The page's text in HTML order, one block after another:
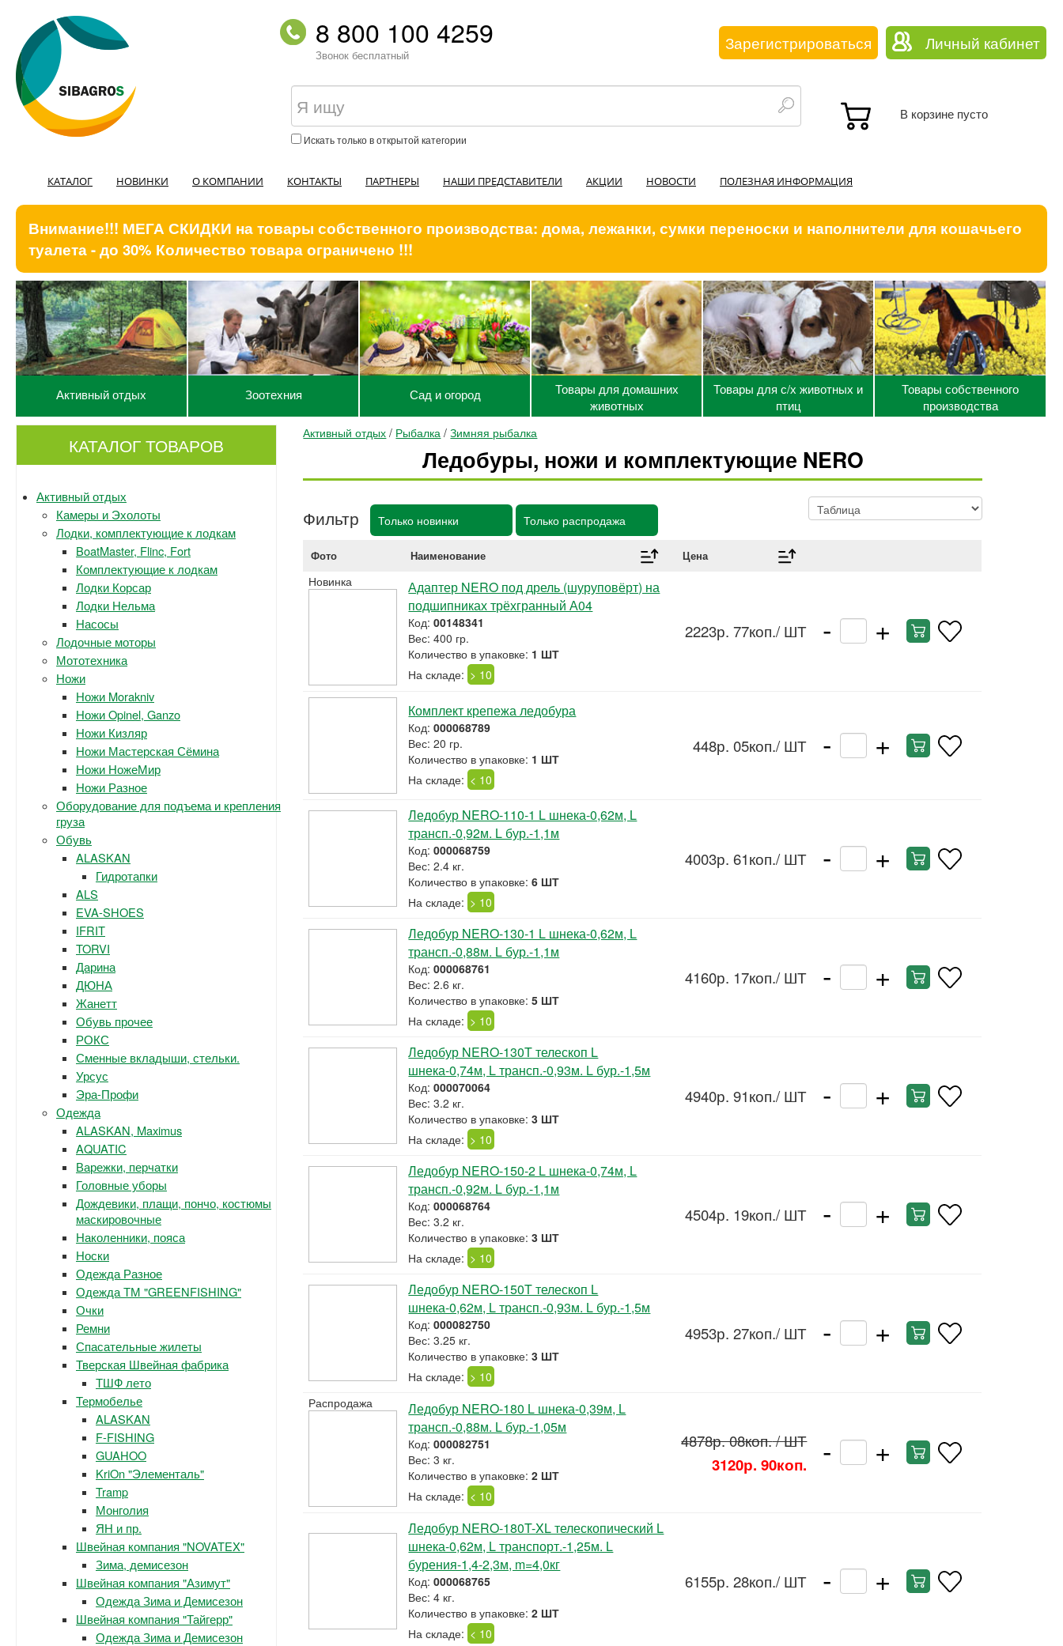
8 800 100 4259
Звонок бесплатный
Зарегистрироваться Личный кабинет
Искать только в открытой категории
В корзине пусто
КАТАЛОГ НОВИНКИ О КОМПАНИИ КОНТАКТЫ ПАРТНЕРЫ НАШИ ПРЕДСТАВИТЕЛИ АКЦИИ НОВОСТИ ПОЛЕЗНАЯ ИНФОРМАЦИЯ
Внимание!!! МЕГА СКИДКИ на товары собственного производства: дома, лежанки, сумки переноски и наполнители для кошачьего
туалета - до 30% Количество товара ограничено !!!
Активный отдых Зоотехния Сад и огород
Товары для домашних
животных
Товары для с/х животных и
птиц
Товары собственного
производства
КАТАЛОГ ТОВАРОВ
Активный отдых
Камеры и Эхолоты
Лодки, комплектующие к лодкам
BoatMaster, Flinc, Fort
Комплектующие к лодкам
Лодки Корсар
Лодки Нельма
Насосы
Лодочные моторы
Мототехника
Ножи
Ножи Morakniv
Ножи Opinel, Ganzo
Ножи Кизляр
Ножи Мастерская Сёмина
Ножи НожеМир
Ножи Разное
Оборудование для подъема и крепления
груза
Обувь
ALASKAN
Гидротапки
ALS
EVA-SHOES
IFRIT
TORVI
Дарина
ДЮНА
Жанетт
Обувь прочее
РОКС
Сменные вкладыши, стельки.
Урсус
Эра-Профи
Одежда
ALASKAN, Maximus
AQUATIC
Варежки, перчатки
Головные уборы
Дождевики, плащи, пончо, костюмы
маскировочные
Наколенники, пояса
Носки
Одежда Разное
Одежда ТМ "GREENFISHING"
Очки
Ремни
Спасательные жилеты
Тверская Швейная фабрика
ТШФ лето
Термобелье
ALASKAN
F-FISHING
GUAHOO
KriOn "Элементаль"
Tramp
Монголия
ЯН и пр.
Швейная компания "NOVATEX"
Зима, демисезон
Швейная компания "Азимут"
Одежда Зима и Демисезон
Швейная компания "Тайгерр"
Одежда Зима и Демисезон
Активный отдых / Рыбалка /Зимняя рыбалка
Ледобуры, ножи и комплектующие NERO
Фильтр Только новинки Только распродажа
Фото Наименование Цена
Новинка
Адаптер NERO под дрель (шуруповёрт) на
подшипниках трёхгранный А04
Код:00148341
Вес: 400 гр.
Количество в упаковке: 1 ШТ
На складе: > 10
2223р. 77коп./ ШТ - +
Комплект крепежа ледобура
Код:000068789
Вес: 20 гр.
Количество в упаковке: 1 ШТ
На складе: < 10
448р. 05коп./ ШТ - +
Ледобур NERO-110-1 L шнека-0,62м, L
трансп.-0,92м. L бур.-1,1м
Код:000068759
Вес: 2.4 кг.
Количество в упаковке:6 ШТ
На складе: > 10
4003р. 61коп./ ШТ - +
Ледобур NERO-130-1 L шнека-0,62м, L
трансп.-0,88м. L бур.-1,1м
Код:000068761
Вес: 2.6 кг.
Количество в упаковке:5 ШТ
На складе: > 10
4160р. 17коп./ ШТ - +
Ледобур NERO-130T телескоп L
шнека-0,74м, L трансп.-0,93м. L бур.-1,5м
Код:000070064
Вес: 3.2 кг.
Количество в упаковке:3 ШТ
На складе: > 10
4940р. 91коп./ ШТ - +
Ледобур NERO-150-2 L шнека-0,74м, L
трансп.-0,92м. L бур.-1,1м
Код:000068764
Вес: 3.2 кг.
Количество в упаковке:3 ШТ
На складе: > 10
4504р. 19коп./ ШТ - +
Ледобур NERO-150T телескоп L
шнека-0,62м, L трансп.-0,93м. L бур.-1,5м
Код:000082750
Вес: 3.25 кг.
Количество в упаковке:3 ШТ
На складе: > 10
4953р. 27коп./ ШТ - +
Распродажа
Ледобур NERO-180 L шнека-0,39м, L
трансп.-0,88м. L бур.-1,05м
Код:000082751
Вес: 3 кг.
Количество в упаковке:2 ШТ
На складе: < 10
4878р. 08коп./ ШТ
3120р. 90коп. - +
Ледобур NERO-180T-XL телескопический L
шнека-0,62м, L транспорт.-1,25м. L
бурения-1,4-2,3м, m=4,0кг
Код:000068765
Вес: 4 кг.
Количество в упаковке:2 ШТ
На складе: < 10
6155р. 28коп./ ШТ - +